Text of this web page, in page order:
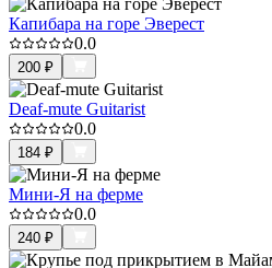
Капибара на горе Эверест
0.0
200 ₽
Deaf-mute Guitarist
0.0
184 ₽
Мини-Я на ферме
0.0
240 ₽